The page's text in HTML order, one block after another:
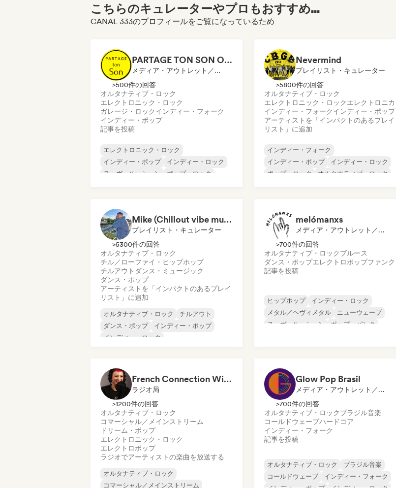
こちらのキュレーターやプロもおすすめ...
CANAL 333のプロフィールをご覧になっているため
PARTAGE TON SON OFFICIEL
メディア・アウトレット／ジャーナリスト
>500件の回答
オルタナティブ・ロック
エレクトロニック・ロック
ガレージ・ロックインディー・フォーク
インディー・ポップ
記事を投稿
エレクトロニック・ロック
インディー・ポップ
インディー・ロック
ヌーヴェル・シーン
ポップ・ロック
ガレージ・ロック
Nevermind
プレイリスト・キュレーター
>5800件の回答
オルタナティブ・ロック
エレクトロニック・ロックエレクトロニカ
インディー・フォークインディー・ポップ
アーティストを「インパクトのあるプレイ
リスト」に追加
インディー・フォーク
インディー・ポップ
インディー・ロック
ポップ・ロック
オルタナティブ・ロック
Mike (Chillout vibe music)
プレイリスト・キュレーター
>5300件の回答
オルタナティブ・ロック
チル／ローファイ・ヒップホップ
チルアウト ダンス・ミュージック
ダンス・ポップ
アーティストを「インパクトのあるプレイ
リスト」に追加
オルタナティブ・ロック
チルアウト
ダンス・ポップ
インディー・ポップ
インディー・ロック
メタル／ヘヴィメタル
melómanxs
メディア・アウトレット／ジャーナリスト
>700件の回答
オルタナティブ・ロックブルース
ダンス・ポップエレクトロポップファンク
記事を投稿
ヒップホップ
インディー・ロック
メタル／ヘヴィメタル
ニューウェーブ
ヌーヴェル・シーン
ポップ・パンク
French Connection With Emma
ラジオ局
>1200件の回答
オルタナティブ・ロック
コマーシャル／メインストリーム
ドリーム・ポップ
エレクトロニック・ロック
エレクトロポップ
ラジオでアーティストの楽曲を放送する
オルタナティブ・ロック
コマーシャル／メインストリーム
Glow Pop Brasil
メディア・アウトレット／ジャーナリスト
>700件の回答
オルタナティブ・ロックブラジル音楽
コールドウェーブハードコア
インディー・フォーク
記事を投稿
オルタナティブ・ロック
ブラジル音楽
コールドウェーブ
インディー・フォーク